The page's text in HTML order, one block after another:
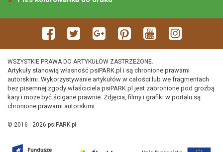
WSZYSTKIE PRAWA DO ARTYKUŁÓW ZASTRZEŻONE.
Artykuły stanowią własność psiPARK.pl i są chronione prawami
autorskimi. Wykorzystywanie artykułów w całości lub we fragmentach
bez pisemnej zgody właściciela psiPARK.pl jest zabronione pod groźbą
kary i może być ścigane prawnie. Zdjęcia, filmy i grafiki w portalu są
chronione prawami autorskimi.
© 2016 - 2026 psiPARK.pl